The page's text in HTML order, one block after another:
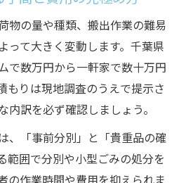
物の量や種類、搬出作業の難易
って大きく変動します。千葉県
で数万円から一軒家で数十万円
もりは現地調査のうえで提示さ
訳を必ず確認しましょう。
、「事前分別」と「貴重品の確
範囲で分別や小型ごみの処分を